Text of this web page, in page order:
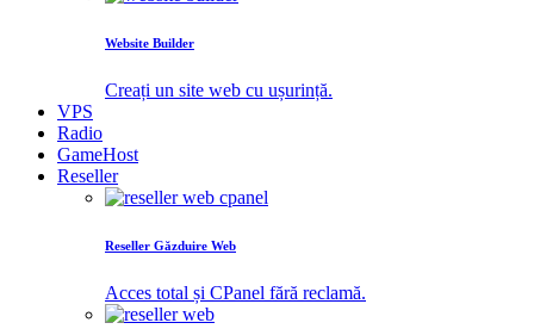
Website Builder
Creați un site web cu ușurință.
VPS
Radio
GameHost
Reseller
Reseller Găzduire Web
Acces total și CPanel fără reclamă.